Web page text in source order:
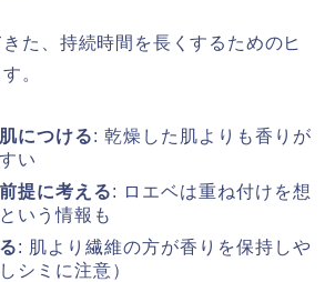
た、持続時間を長くするためのヒ
。
につける: 乾燥した肌よりも香りが
い
提に考える: ロエベは重ね付けを想
いう情報も
: 肌より繊維の方が香りを保持しや
シミに注意）